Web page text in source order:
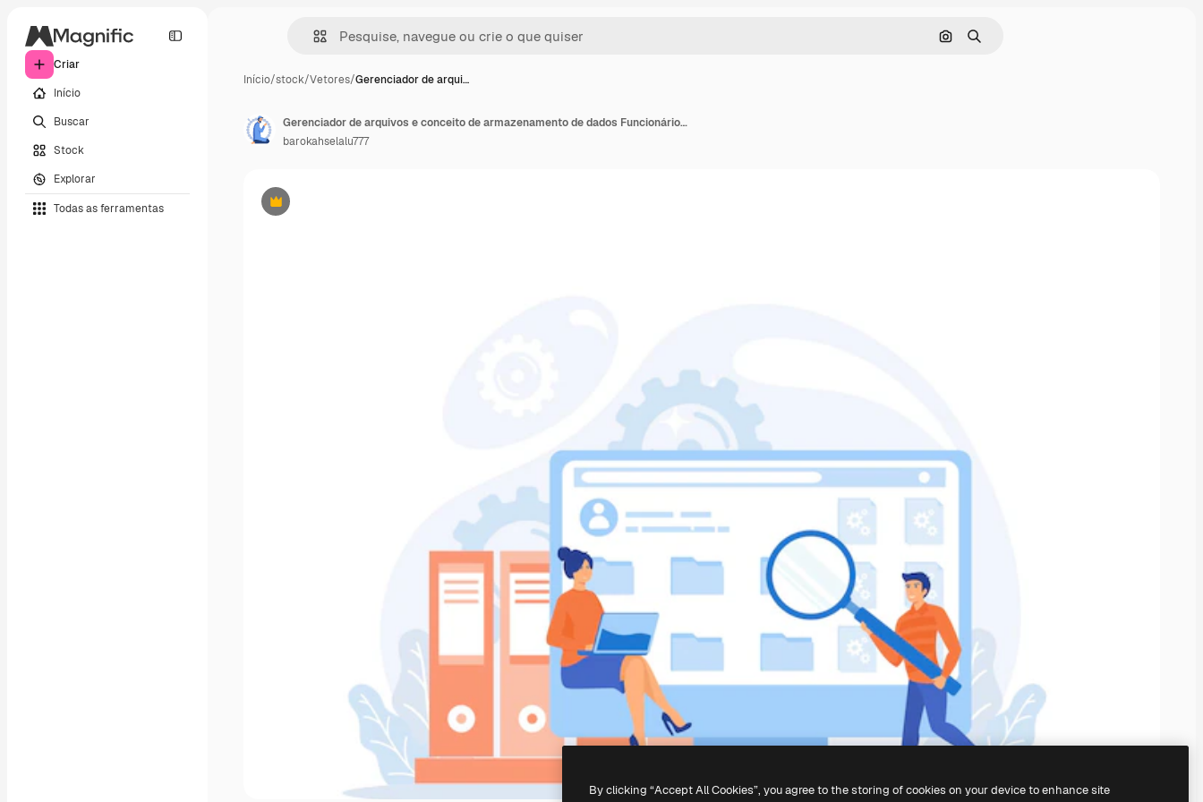
Criar
Início
Buscar
Stock
Explorar
Todas as ferramentas
Pesquisar por imagem
Buscar
Início/stock/Vetores/Gerenciador de arqui…
Premium
Gerenciador de arquivos e conceito de armazenamento de dados Funcionários pesquisando e indexando documentos de arquivos ilustração moderna vetorial plana
barokahselalu777
By clicking “Accept All Cookies”, you agree to the storing of cookies on your device to enhance site